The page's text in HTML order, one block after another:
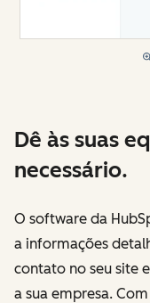
Dê às suas
necessário.
O software da
a informações
contato no seu site
a sua empresa.